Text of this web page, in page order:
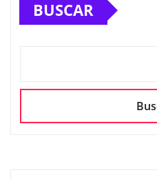
BUSCAR